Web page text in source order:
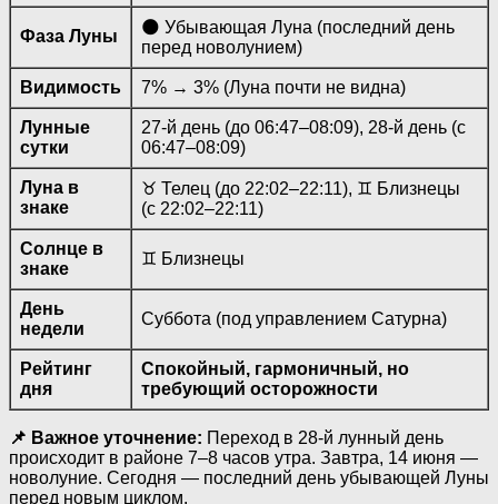
Фаза Луны
🌑 Убывающая Луна (последний день
перед новолунием)
Видимость 7% → 3% (Луна почти не видна)
Лунные
сутки
27-й день (до 06:47–08:09), 28-й день (с
06:47–08:09)
Луна в
знаке
♉ Телец (до 22:02–22:11), ♊ Близнецы
(с 22:02–22:11)
Солнце в
знаке
♊ Близнецы
День
недели
Суббота (под управлением Сатурна)
Рейтинг
дня
Спокойный, гармоничный, но
требующий осторожности
📌 Важное уточнение: Переход в 28-й лунный день
происходит в районе 7–8 часов утра. Завтра, 14 июня —
новолуние. Сегодня — последний день убывающей Луны
перед новым циклом.